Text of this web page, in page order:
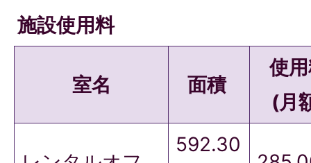
施設使用料
室名 面積
使
(月
592.30